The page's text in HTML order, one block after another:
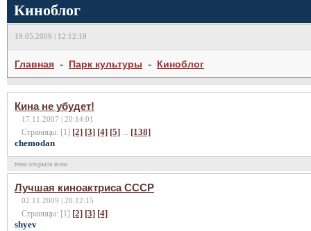
Киноблог
19.05.2009 | 12:12:19
Главная - Парк культуры - Киноблог
Кина не убудет!
17.11.2007 | 20:14:01
Страницы: [1] [2] [3] [4] [5] ... [138]
chemodan
тема открыта всем
Лучшая киноактриса СССР
02.11.2009 | 20:12:15
Страницы: [1] [2] [3] [4]
shyev